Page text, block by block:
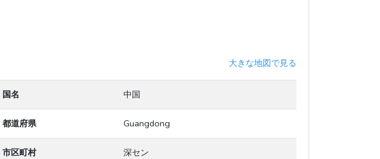
大きな地図で見る
国名 中国
都道府県 Guangdong
市区町村 深セン